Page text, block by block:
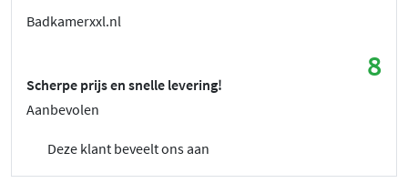
Badkamerxxl.nl
8
Scherpe prijs en snelle levering!
Aanbevolen
Deze klant beveelt ons aan